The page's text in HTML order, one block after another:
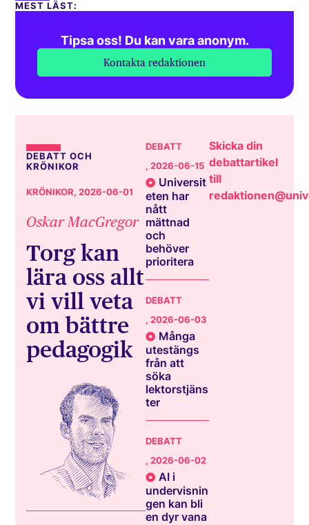
MEST LÄST:
Tipsa oss! Du kan vara anonym.
Kontakta redaktionen
DEBATT OCH
KRÖNIKOR
KRÖNIKOR, 2026-06-01
Oskar MacGregor
Torg kan
lära oss allt
vi vill veta
om bättre
pedagogik
DEBATT
, 2026-06-15
Universit
eten har
nått
mättnad
och
behöver
prioritera
DEBATT
, 2026-06-03
Många
utestängs
från att
söka
lektorstjäns
ter
DEBATT
, 2026-06-02
AI i
undervisnin
gen kan bli
en dyr vana
Skicka din
debattartikel
till